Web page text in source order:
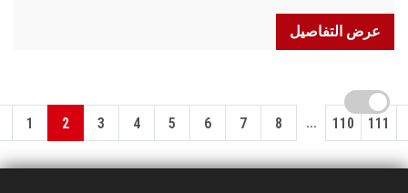
عرض التفاصيل
1 2 3 4 5 6 7 8 ... 110 111